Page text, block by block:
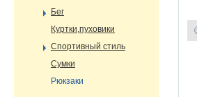
Бег
Куртки,пуховики
Спортивный стиль
Сумки
Рюкзаки